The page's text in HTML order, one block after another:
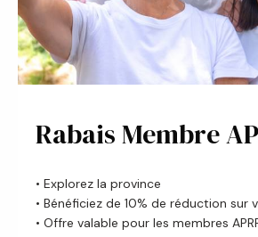
Rabais Membre
• Explorez la province
• Bénéficiez de 10% de réduction sur
• Offre valable pour les membres